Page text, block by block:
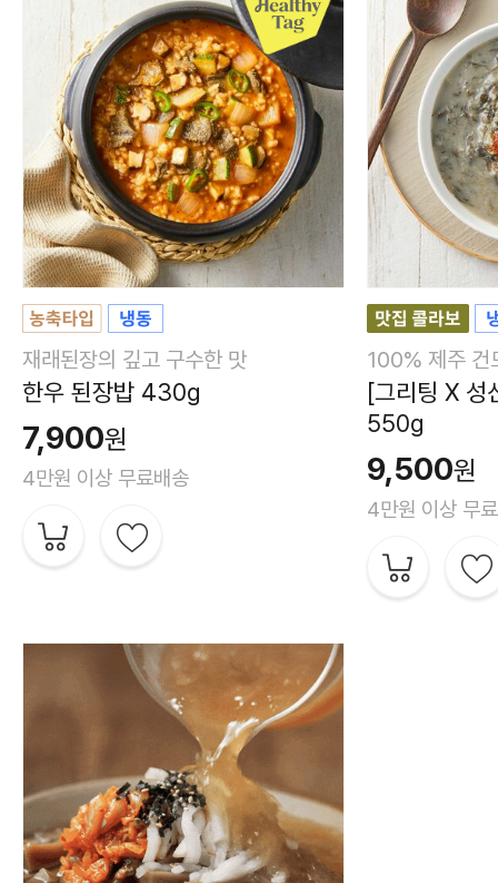
재래된장의 깊고 구수한 맛
한우 된장밥 430g
7,900원
4만원 이상 무료배송
100% 제주 건
[그리팅 X 성
550g
9,500원
4만원 이상 무